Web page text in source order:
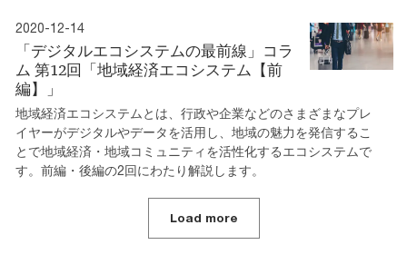
2020-12-14
「デジタルエコシステムの最前線」コラ
ム 第12回「地域経済エコシステム【前
編】」
地域経済エコシステムとは、行政や企業などのさまざまなプレ
イヤーがデジタルやデータを活用し、地域の魅力を発信するこ
とで地域経済・地域コミュニティを活性化するエコシステムで
す。前編・後編の2回にわたり解説します。
Load more